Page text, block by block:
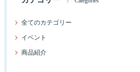
全てのカテゴリー
イベント
商品紹介